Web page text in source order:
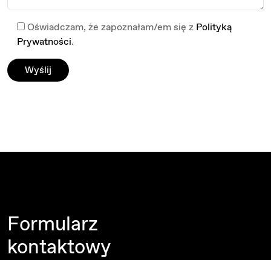
Oświadczam, że zapoznałam/em się z Polityką
Prywatności.
Formularz
kontaktowy